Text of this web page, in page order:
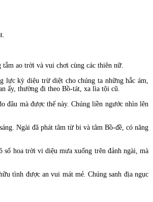
ao trời và vui chơi cùng các thiên nữ.
lực kỳ diệu trừ diệt cho chúng ta những hắc ám,
ấy, thường đi theo Bồ-tát, xa lìa tội cũ.
đâu mà được thế này. Chúng liền ngước nhìn lên
Ngài đã phát tâm từ bi và tâm Bồ-đề, có năng
số hoa trời vi diệu mưa xuống trên đảnh ngài, mà
tình được an vui mát mẻ. Chúng sanh địa ngục